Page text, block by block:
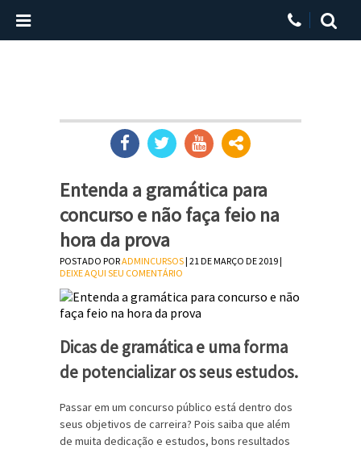
Entenda a gramática para
concurso e não faça feio na
hora da prova
POSTADO PORADMINCURSOS| 21 DE MARÇO DE 2019 |
DEIXE AQUI SEU COMENTÁRIO
Dicas de gramática e uma forma
de potencializar os seus estudos.
Passar em um concurso público está dentro dos
seus objetivos de carreira? Pois saiba que além
de muita dedicação e estudos, bons resultados